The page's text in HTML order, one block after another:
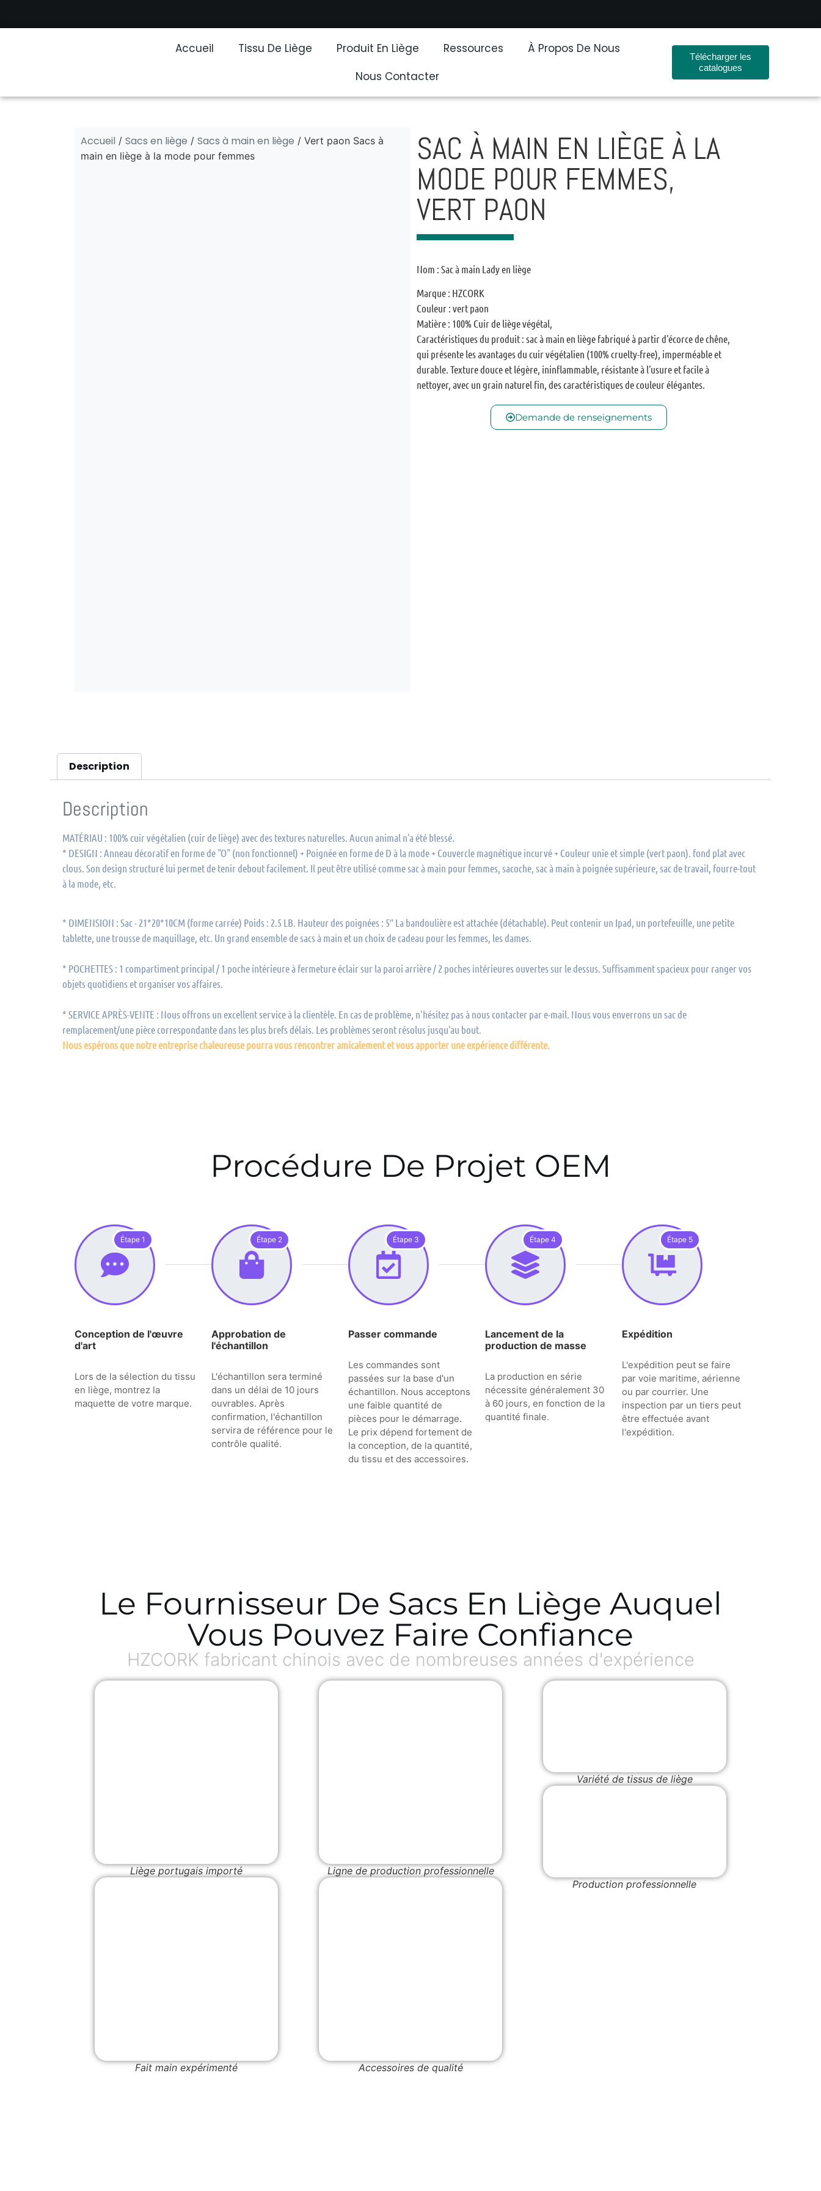
Accueil Tissu De Liège Produit En Liège Ressources
À Propos De Nous
Nous Contacter
Télécharger les
catalogues
Accueil / Sacs en liège / Sacs à main en liège / Vert paon Sacs à
main en liège à la mode pour femmes
SAC À MAIN EN LIÈGE À LA
MODE POUR FEMMES,
VERT PAON
Nom : Sac à main Lady en liège
Marque : HZCORK
Couleur : vert paon
Matière : 100% Cuir de liège végétal,
Caractéristiques du produit : sac à main en liège fabriqué à partir d'écorce de chêne,
qui présente les avantages du cuir végétalien (100% cruelty-free), imperméable et
durable. Texture douce et légère, ininflammable, résistante à l'usure et facile à
nettoyer, avec un grain naturel fin, des caractéristiques de couleur élégantes.
Demande de renseignements
Description
Description
MATÉRIAU : 100% cuir végétalien (cuir de liège) avec des textures naturelles. Aucun animal n'a été blessé.
* DESIGN : Anneau décoratif en forme de "O" (non fonctionnel) + Poignée en forme de D à la mode + Couvercle magnétique incurvé + Couleur unie et simple (vert paon). fond plat avec
clous. Son design structuré lui permet de tenir debout facilement. Il peut être utilisé comme sac à main pour femmes, sacoche, sac à main à poignée supérieure, sac de travail, fourre-tout
à la mode, etc.
* DIMENSION : Sac - 21*20*10CM (forme carrée) Poids : 2.5 LB. Hauteur des poignées : 5″ La bandoulière est attachée (détachable). Peut contenir un Ipad, un portefeuille, une petite
tablette, une trousse de maquillage, etc. Un grand ensemble de sacs à main et un choix de cadeau pour les femmes, les dames.
* POCHETTES : 1 compartiment principal / 1 poche intérieure à fermeture éclair sur la paroi arrière / 2 poches intérieures ouvertes sur le dessus. Suffisamment spacieux pour ranger vos
objets quotidiens et organiser vos affaires.
* SERVICE APRÈS-VENTE : Nous offrons un excellent service à la clientèle. En cas de problème, n'hésitez pas à nous contacter par e-mail. Nous vous enverrons un sac de
remplacement/une pièce correspondante dans les plus brefs délais. Les problèmes seront résolus jusqu'au bout.
Nous espérons que notre entreprise chaleureuse pourra vous rencontrer amicalement et vous apporter une expérience différente.
Procédure De Projet OEM
Étape 1
Conception de l'œuvre
d'art
Lors de la sélection du tissu
en liège, montrez la
maquette de votre marque.
Étape 2
Approbation de
l'échantillon
L'échantillon sera terminé
dans un délai de 10 jours
ouvrables. Après
confirmation, l'échantillon
servira de référence pour le
contrôle qualité.
Étape 3
Passer commande
Les commandes sont
passées sur la base d'un
échantillon. Nous acceptons
une faible quantité de
pièces pour le démarrage.
Le prix dépend fortement de
la conception, de la quantité,
du tissu et des accessoires.
Étape 4
Lancement de la
production de masse
La production en série
nécessite généralement 30
à 60 jours, en fonction de la
quantité finale.
Étape 5
Expédition
L'expédition peut se faire
par voie maritime, aérienne
ou par courrier. Une
inspection par un tiers peut
être effectuée avant
l'expédition.
Le Fournisseur De Sacs En Liège Auquel
Vous Pouvez Faire Confiance
HZCORK fabricant chinois avec de nombreuses années d'expérience
Liège portugais importé
Fait main expérimenté
Ligne de production professionnelle
Accessoires de qualité
Variété de tissus de liège
Production professionnelle